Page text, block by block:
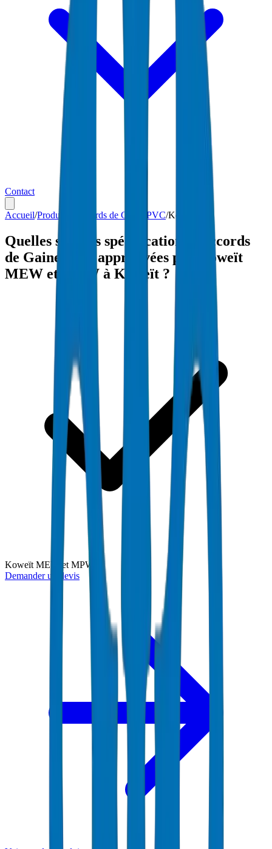
Contact
Accueil/Produits Raccords de Gaine PVC/Koweït
Quelles sont les spécifications Raccords
de Gaine PVC approuvées par Koweït
MEW et MPW à Koweït ?
Koweït MEW et MPW
Demander un devis